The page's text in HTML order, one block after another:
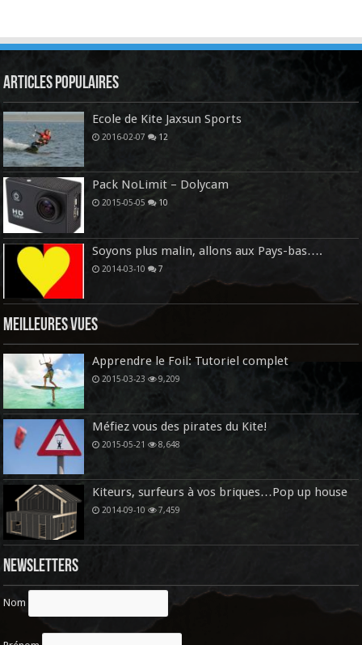
Articles Populaires
Ecole de Kite Jaxsun Sports
2016-02-07 12
Pack NoLimit – Dolycam
2015-05-05 10
Soyons plus malin, allons aux Pays-bas….
2014-03-10 7
Meilleures vues
Apprendre le Foil: Tutoriel complet
2015-03-23 9,209
Méfiez vous des pirates du Kite!
2015-05-21 8,648
Kiteurs, surfeurs à vos briques…Pop up house
2014-09-10 7,459
Newsletters
Nom